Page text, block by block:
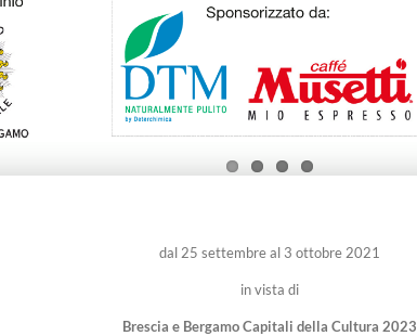
dal 25 settembre al 3 ottobre 2021
in vista di
Brescia e Bergamo Capitali della Cultura 2023